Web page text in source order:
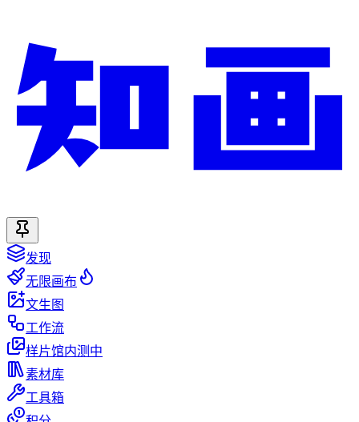
发现
无限画布
文生图
工作流
样片馆内测中
素材库
工具箱